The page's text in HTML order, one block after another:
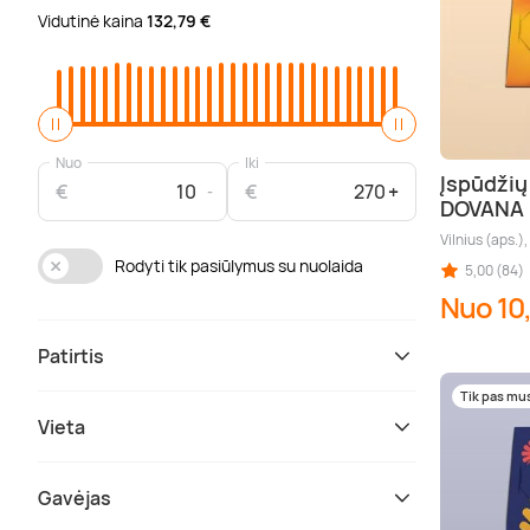
Vidutinė kaina 132,79 €
Nuo
€
Iki
€
Rodyti tik pasiūlymus su nuolaida
Patirtis
Vieta
Gavėjas
DOVANA
Vilnius
5,00 (84)
Nuo
Tik pas